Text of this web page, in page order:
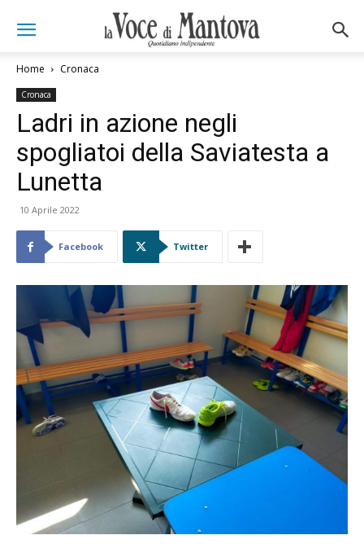
Home Cronaca
Cronaca
Ladri in azione negli
spogliatoi della Saviatesta a
Lunetta
10 Aprile 2022
Facebook Twitter